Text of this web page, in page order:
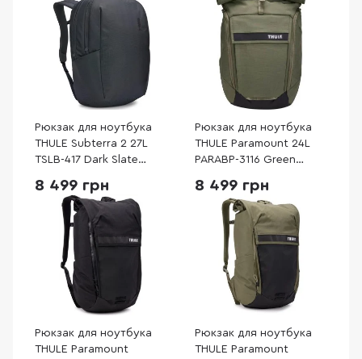
Рюкзак для ноутбука
THULE Subterra 2 27L
TSLB-417 Dark Slate
8 499 грн
Рюкзак для ноутбука
THULE Paramount 24L
PARABP-3116 Green
8 499 грн
Рюкзак для ноутбука
THULE Paramount
Рюкзак для ноутбука
THULE Paramount